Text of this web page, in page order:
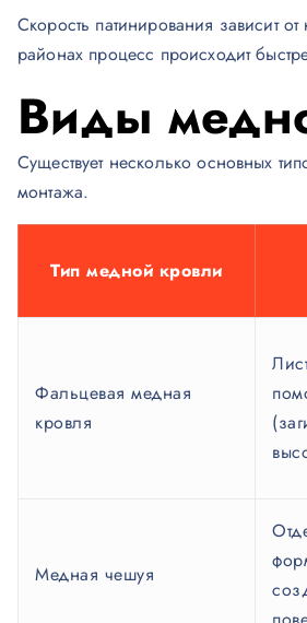
Скорость патинирования зависит
районах процесс происходит
Виды
Существует несколько основных
монтажа.
Тип медной кровли
Фальцевая медная
кровля
Медная чешуя